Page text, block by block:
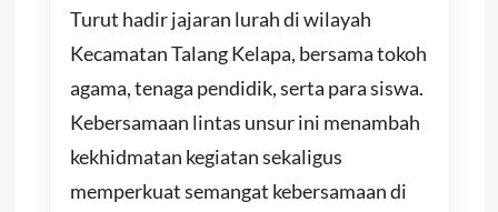
Turut hadir jajaran lurah di wilayah
Kecamatan Talang Kelapa, bersama tokoh
agama, tenaga pendidik, serta para siswa.
Kebersamaan lintas unsur ini menambah
kekhidmatan kegiatan sekaligus
memperkuat semangat kebersamaan di